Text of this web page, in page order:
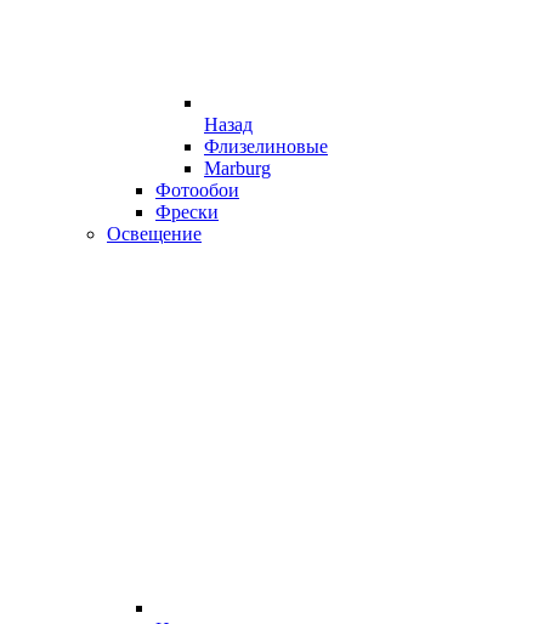
Назад
Флизелиновые
Marburg
Фотообои
Фрески
Освещение